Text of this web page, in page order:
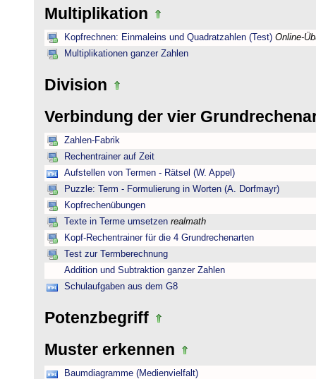
Multiplikation
Kopfrechnen: Einmaleins und Quadratzahlen (Test) Online-
Multiplikationen ganzer Zahlen
Division
Verbindung der vier
Zahlen-Fabrik
Rechentrainer auf Zeit
Aufstellen von Termen - Rätsel (W. Appel)
Puzzle: Term - Formulierung in Worten (A. Dorfmayr)
Kopfrechenübungen
Texte in Terme umsetzen realmath
Kopf-Rechentrainer für die 4 Grundrechenarten
Test zur Termberechnung
Addition und Subtraktion ganzer Zahlen
Schulaufgaben aus dem G8
Potenzbegriff
Muster erkennen
Baumdiagramme (Medienvielfalt)